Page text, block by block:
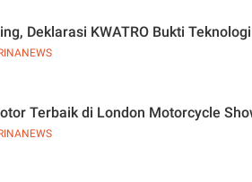
Deklarasi KWATRO Bukti
Terbaik di London Motorcycle